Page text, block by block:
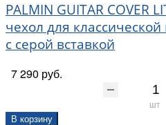
PALMIN GUITAR COVER
чехол для
с серой вставкой
7 290 руб.
шт
В корзину